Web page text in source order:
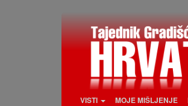
VISTI MOJE MIŠLJENJE